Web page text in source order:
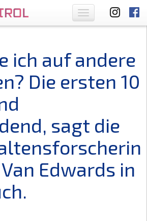
Toggle
navigation
ich auf andere
Die ersten 10
sagt die
Edwards in